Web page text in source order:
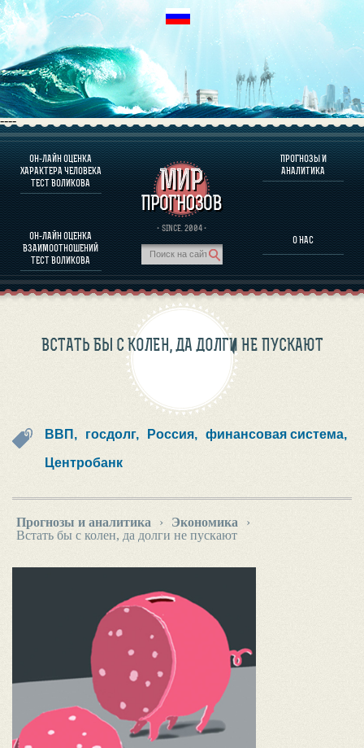
----
ОН-ЛАЙН ОЦЕНКА
ХАРАКТЕРА ЧЕЛОВЕКА
ТЕСТ ВОЛИКОВА
ОН-ЛАЙН ОЦЕНКА
ВЗАИМООТНОШЕНИЙ
ТЕСТ ВОЛИКОВА
· SINCE. 2004 ·
ПРОГНОЗЫ И
АНАЛИТИКА
О НАС
О ПРОГРАММЕ
ОЦЕНКА ХАРАКТЕРA ЧЕЛОВЕКА
ОЦЕНКА ХАРАКТЕРА ВЫДАЮЩИХСЯ ЛИЧНОСТЕЙ
О ПРОГРАММЕ
ПРОГНОЗЫ И АНАЛИТИКА
ВСТАТЬ БЫ С КОЛЕН, ДА ДОЛГИ НЕ ПУСКАЮТ
ВВП, госдолг, Россия, финансовая система,
Центробанк
Прогнозы и аналитика › Экономика
›
Встать бы с колен, да долги не пускают